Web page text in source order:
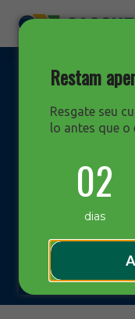
Restam
Resgate seu
lo antes que o
02
dias